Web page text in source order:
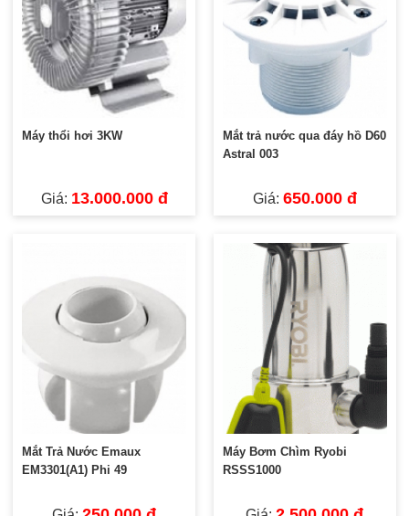
Máy thổi hơi 3KW
Giá: 13.000.000 đ
Mắt trả nước qua đáy hồ D60
Astral 003
Giá: 650.000 đ
Mắt Trả Nước Emaux
EM3301(A1) Phi 49
Máy Bơm Chìm Ryobi
RSSS1000